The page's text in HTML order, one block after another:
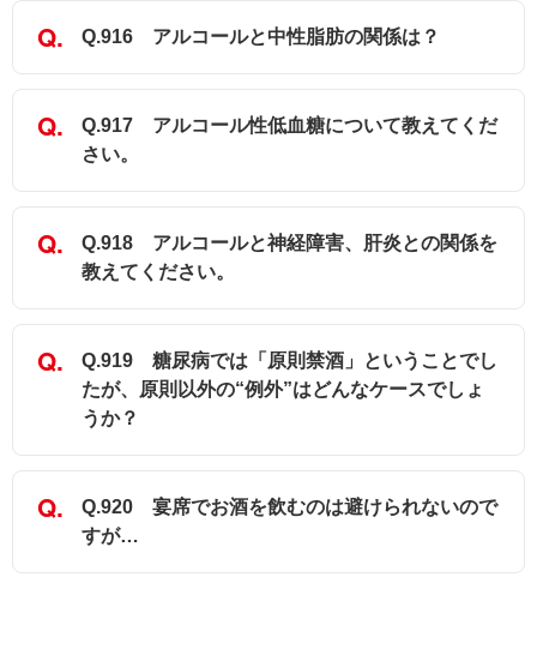
Q.916 アルコールと中性脂肪の関係は？
Q.917 アルコール性低血糖について教えてくだ
さい。
Q.918 アルコールと神経障害、肝炎との関係を
教えてください。
Q.919 糖尿病では「原則禁酒」ということでし
たが、原則以外の“例外”はどんなケースでしょ
うか？
Q.920 宴席でお酒を飲むのは避けられないので
すが…